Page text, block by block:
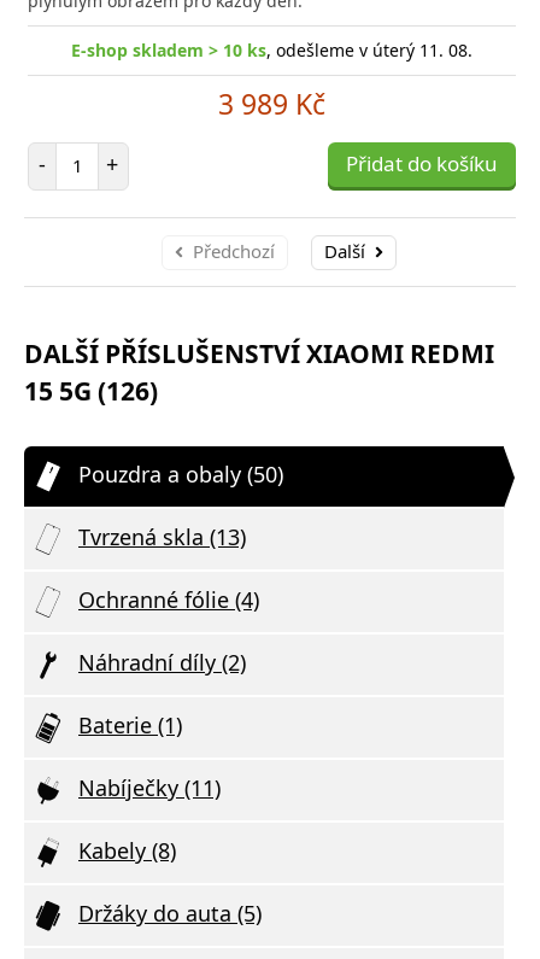
E-shop skladem > 10 ks, odešleme v úterý 11. 08.
3 989 Kč
- Počet položek
+ Přidat do košíku
Předchozí Další
DALŠÍ PŘÍSLUŠENSTVÍ XIAOMI REDMI
15 5G (126)
Pouzdra a obaly (50)
Tvrzená skla (13)
Ochranné fólie (4)
Náhradní díly (2)
Baterie (1)
Nabíječky (11)
Kabely (8)
Držáky do auta (5)